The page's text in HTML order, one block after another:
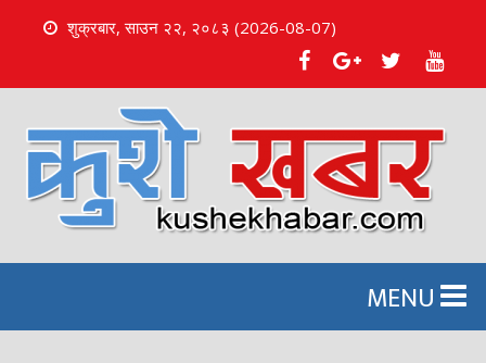
शुक्रबार, साउन २२, २०८३ (2026-08-07)
o
e
MENU